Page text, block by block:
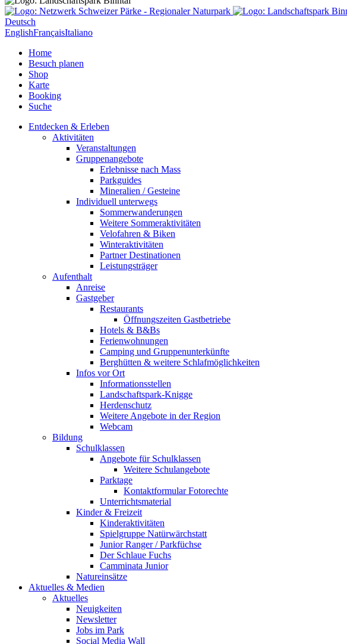
Deutsch
EnglishFrançaisItaliano
Home
Besuch planen
Shop
Karte
Booking
Suche
Entdecken & Erleben
Aktivitäten
Veranstaltungen
Gruppenangebote
Erlebnisse nach Mass
Parkguides
Mineralien / Gesteine
Individuell unterwegs
Sommerwanderungen
Weitere Sommeraktivitäten
Velofahren & Biken
Winteraktivitäten
Partner Destinationen
Leistungsträger
Aufenthalt
Anreise
Gastgeber
Restaurants
Öffnungszeiten Gastbetriebe
Hotels & B&Bs
Ferienwohnungen
Camping und Gruppenunterkünfte
Berghütten & weitere Schlafmöglichkeiten
Infos vor Ort
Informationsstellen
Landschaftspark-Knigge
Herdenschutz
Weitere Angebote in der Region
Webcam
Bildung
Schulklassen
Angebote für Schulklassen
Weitere Schulangebote
Parktage
Kontaktformular Fotorechte
Unterrichtsmaterial
Kinder & Freizeit
Kinderaktivitäten
Spielgruppe Natürwärchstatt
Junior Ranger / Parkfüchse
Der Schlaue Fuchs
Camminata Junior
Natureinsätze
Aktuelles & Medien
Aktuelles
Neuigkeiten
Newsletter
Jobs im Park
Social Media Wall